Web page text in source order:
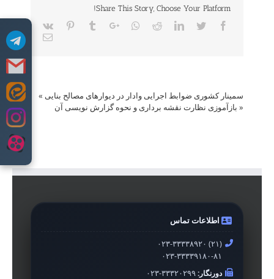
Skip
to
Share This Story, Choose Your Platform!
Facebook
Twitter
LinkedIn
Reddit
Whatsapp
Google+
Tumblr
Pinterest
Vk
Email
سمینار کشوری ضوابط اجرایی وادار در دیوارهای مصالح بنایی »
« بازآموزی نظارت نقشه برداری و نحوه گزارش نویسی آن
اطلاعات تماس
۰۲۳-۳۳۳۳۸۹۲۰ (۲۱)
۰۲۳-۳۳۳۳۹۱۸۰-۸۱
دورنگار:۰۲۳-۳۳۳۲۰۲۹۹